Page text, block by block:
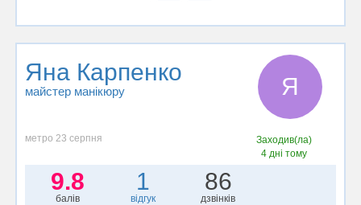
Яна Карпенко
майстер манікюру Я
метро 23 серпня
Заходив(ла)
4 дні тому
9.8
балів
1
відгук
86
дзвінків